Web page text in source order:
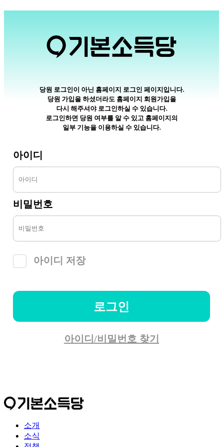
당원 로그인이 아닌 홈페이지 로그인 페이지입니다.
당원 가입을 하셨더라도 홈페이지 회원가입을
다시 해주셔야 로그인하실 수 있습니다.
로그인하면 당원 여부를 알 수 있고 홈페이지의
일부 기능을 이용하실 수 있습니다.
아이디
비밀번호
아이디 저장
로그인
아이디/비밀번호 찾기
소개
소식